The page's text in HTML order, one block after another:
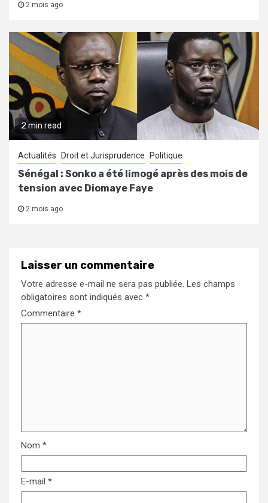
2 mois ago
2 min read
Actualités Droit et Jurisprudence Politique
Sénégal : Sonko a été limogé après des mois de
tension avec Diomaye Faye
2 mois ago
Laisser un commentaire
Votre adresse e-mail ne sera pas publiée. Les champs
obligatoires sont indiqués avec *
Commentaire *
Nom *
E-mail *